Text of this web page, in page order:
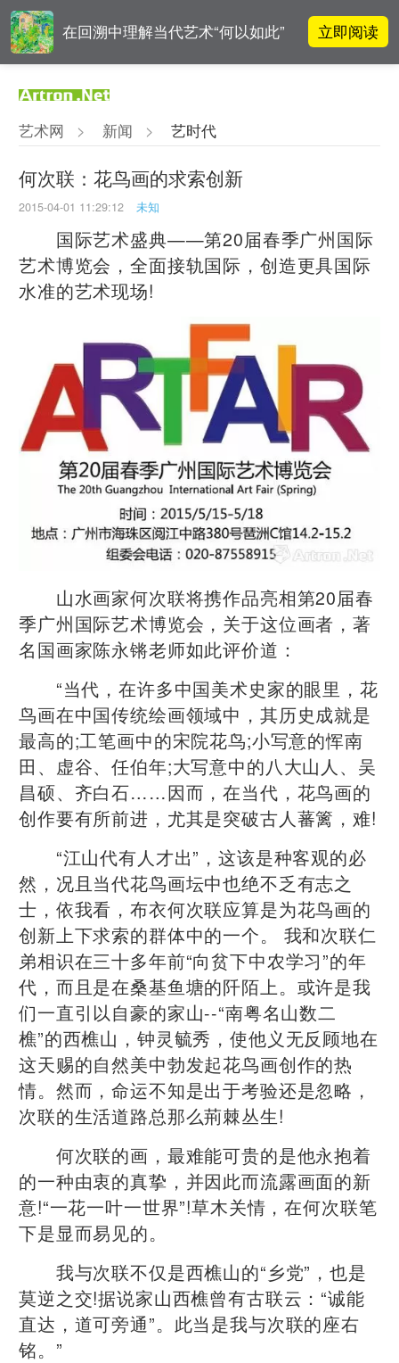
在回溯中理解当代艺术“何以如此” 立即阅读
值
阿拉里奥画廊上海转型：为何要成
为策展式艺术商业综合体？
吕晓：北京画院两个中心十年 跨学
科带来齐白石研究新突破
艺术网 > 新闻 > 艺时代
何次联：花鸟画的求索创新
2015-04-01 11:29:12 未知
国际艺术盛典——第20届春季广州国际
艺术博览会，全面接轨国际，创造更具国际
水准的艺术现场!
山水画家何次联将携作品亮相第20届春
季广州国际艺术博览会，关于这位画者，著
名国画家陈永锵老师如此评价道：
“当代，在许多中国美术史家的眼里，花
鸟画在中国传统绘画领域中，其历史成就是
最高的;工笔画中的宋院花鸟;小写意的恽南
田、虚谷、任伯年;大写意中的八大山人、吴
昌硕、齐白石……因而，在当代，花鸟画的
创作要有所前进，尤其是突破古人蕃篱，难!
“江山代有人才出”，这该是种客观的必
然，况且当代花鸟画坛中也绝不乏有志之
士，依我看，布衣何次联应算是为花鸟画的
创新上下求索的群体中的一个。 我和次联仁
弟相识在三十多年前“向贫下中农学习”的年
代，而且是在桑基鱼塘的阡陌上。或许是我
们一直引以自豪的家山--“南粤名山数二
樵”的西樵山，钟灵毓秀，使他义无反顾地在
这天赐的自然美中勃发起花鸟画创作的热
情。然而，命运不知是出于考验还是忽略，
次联的生活道路总那么荊棘丛生!
何次联的画，最难能可贵的是他永抱着
的一种由衷的真挚，并因此而流露画面的新
意!“一花一叶一世界”!草木关情，在何次联笔
下是显而易见的。
我与次联不仅是西樵山的“乡党”，也是
莫逆之交!据说家山西樵曾有古联云：“诚能
直达，道可旁通”。此当是我与次联的座右
铭。”